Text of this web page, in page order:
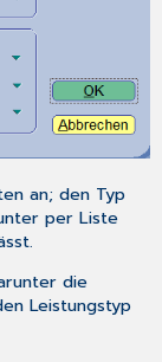
an; den Typ
per Liste
die
Leistungstyp